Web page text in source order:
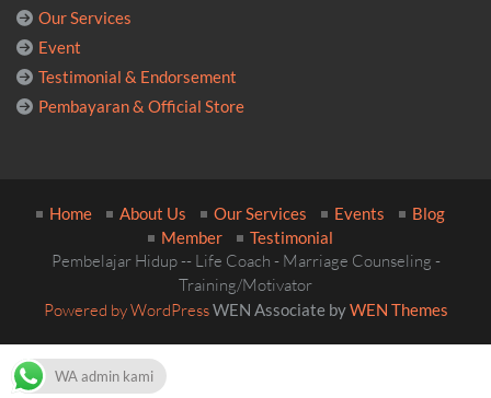
Our Services
Event
Testimonial & Endorsement
Pembayaran & Official Store
Home About Us Our Services Events
Blog
Member
Testimonial
Pembelajar Hidup -- Life Coach - Marriage Counseling -
Training/Motivator
Powered by WordPressWEN Associate byWEN Themes
WA admin kami